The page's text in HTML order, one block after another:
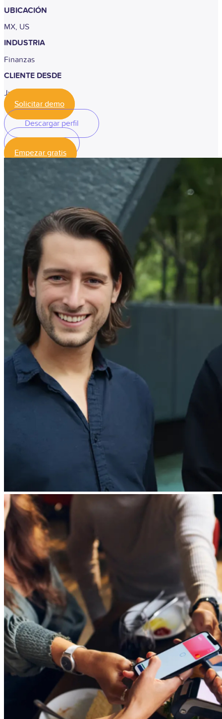
UBICACIÓN
MX, US
INDUSTRIA
Finanzas
CLIENTE DESDE
Junio, 2019
Solicitar demo
Descargar perfil
Empezar gratis